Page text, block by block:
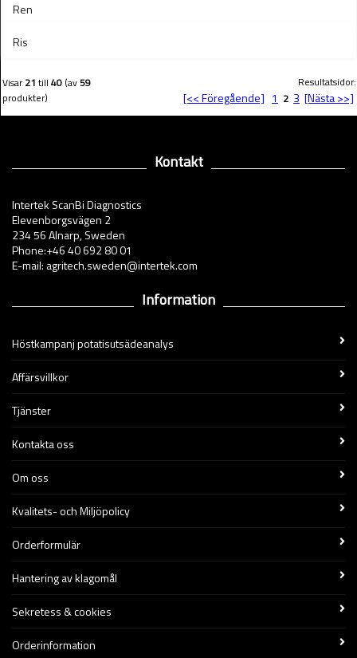
Ren
Ris
Visar21 till 40 (av59
produkter)
Resultatsidor:
[<< Föregående] 1 2 3 [Nästa >>]
Kontakt
Intertek ScanBi Diagnostics
Elevenborgsvägen 2
234 56 Alnarp, Sweden
Phone:+46 40 692 80 01
E-mail: agritech.sweden@intertek.com
Information
Höstkampanj potatisutsädeanalys
Affärsvillkor
Tjänster
Kontakta oss
Om oss
Kvalitets- och Miljöpolicy
Orderformulär
Hantering av klagomål
Sekretess & cookies
Orderinformation